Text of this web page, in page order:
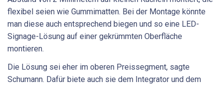
flexibel seien wie Gummimatten. Bei der Montage könnte
man diese auch entsprechend biegen und so eine LED-
Signage-Lösung auf einer gekrümmten Oberfläche
montieren.
Die Lösung sei eher im oberen Preissegment, sagte
Schumann. Dafür biete auch sie dem Integrator und dem